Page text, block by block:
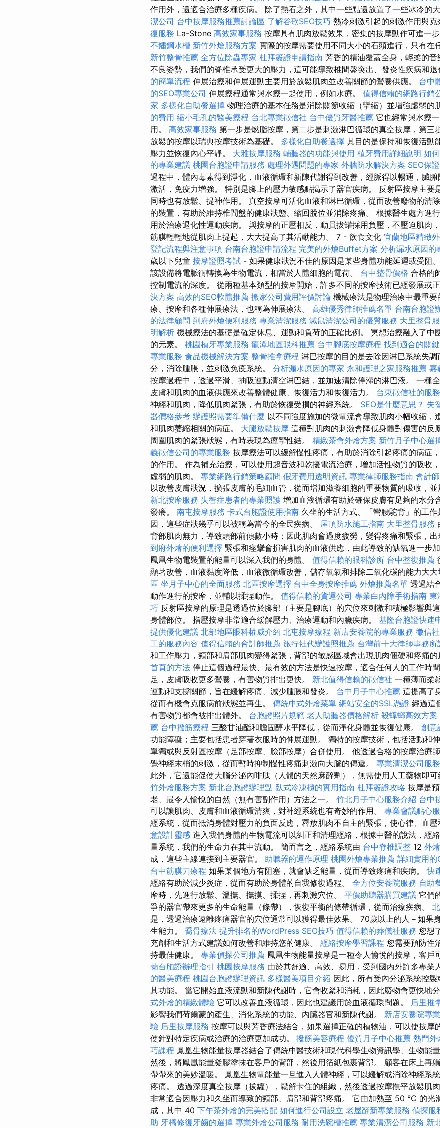
作用外，還適合治療多種疾病。 除了熱石之外，其中一些點還放置了一些冰冷的
潔公司 台中按摩服務推薦討論區 了解谷歌SEO技巧 熱冷刺激引起的刺激作用與克
復服務 La-Stone 高效家事服務 按摩具有肌肉放鬆效果，密集的按摩動作可進一
不鏽鋼水槽 新竹外燴服務方案 實際的按摩需要使用不同大小的石頭進行，只有在
新竹整骨推薦 全方位除蟲專家 杜拜簽證申請指南 芳香的精油覆蓋全身，輕柔的
不良姿勢，我們的脊椎承受更大的壓力，這可能導致椎間盤突出、發炎性疾病和退
的簡單流程 伸展治療和伸展運動主要用於放鬆肌肉並改善關節的營養供應。 台中
的SEO專業公司 伸展療程通常與水療一起使用，例如水療。 值得信賴的網路行銷
家 多樣化自助餐選擇 物理治療的基本任務是消除關節收縮（攣縮）並增強虛弱的
的費用 縮小毛孔的醫美療程 台北專業徵信社 台中優質牙醫推薦 它也經常與水療
用。 高效家事服務 第一步是燃脂按摩，第二步是刺激淋巴循環的真空按摩，第三
放鬆的按摩以瑞典按摩技術為基礎。 多樣化自助餐選擇 其目的是保持和恢復活動
壓力並恢復內心平靜。 大雅按摩服務 輔聽器的功能與使用 植牙費用詳細說明 如
的專業建議 桃園台胞證申請服務 處理外遇問題的專家 外牆防水解決方案 SEO保
過程中，體內毒素得到淨化，血液循環和新陳代謝得到改善，經脈得以暢通，臟
激活，免疫力增強。 特別是腳上的壓力敏感點揭示了器官疾病。 反射區按摩主要
同時也有放鬆、提神作用。 真空按摩可活化血液和淋巴循環，從而改善廢物的清
的裝置，有助於維持椎間盤的健康狀態、縮回脫位並消除疼痛。 根據醫生處方進
用於治療退化性運動疾病。 與按摩的正壓相反，動員拔罐採用負壓，不壓迫肌肉
筋膜輕輕地從肌肉上提起，大大提高了其活動能力。 7 - 飲食文化 宜蘭地區精緻
登記流程與注意事項 台南台胞證申請流程 完美的外燴Buffet方案 分析漏水原因的
歲以下兒童 按摩證照考試 - 如果健康狀況不佳的原因是某些身體功能延遲或受阻。
該設備將電脈衝轉換為生物電流，相當於人體細胞的電荷。 台中整骨價格 合格的
控制電流的深度。 從兩種基本類型的按摩開始，許多不同的按摩技術已經發展或
決方案 高效的SEO軟體推薦 搬家公司費用評價討論 機械療法是物理治療中最重
療、按摩和各種伸展療法，也稱為伸展療法。 高雄優秀律師推薦名單 台南台胞證
的法律顧問 到府外燴便利服務 專業清潔服務 滅鼠清潔公司的優質服務 大里整骨
明解析 機械療法的基礎是確定休息、運動和負荷的正確比例。 冥想治療融入了中
的元素。 桃園植牙專業服務 龍潭地區眼科推薦 台中腳底按摩療程 找到適合的關
專業服務 食品機械解決方案 整骨推拿療程 淋巴按摩的目的是去除因淋巴系統失調
分，消除腫脹，並刺激免疫系統。 分析漏水原因的專家 永和護理之家服務推薦 嘉
按摩過程中，透過平滑、抽吸運動清空淋巴結，並加速清除停滯的淋巴液。 一種
皮膚和肌肉的血液供應來改善整體健康、恢復活力和恢復活力。 台東徵信社的服
神經和肌肉，降低肌肉緊張，有助於恢復受損的神經系統。 SEO是什麼意思？ 失
器價格參考 辦護照需要準備什麼 以不同強度施加的微電流會導致肌肉小幅收縮，
和肌肉萎縮相關的病症。 大腿放鬆按摩 這種對肌肉的刺激會降低身體對傷害的反
周圍肌肉的緊張狀態，有時表現為痙攣性結。 精緻茶會外燴方案 新竹月子中心選
義徵信公司的專業服務 按摩療法可以緩解慢性疼痛，有助於消除引起疼痛的病症
的作用。 作為補充治療，可以使用超音波和乾擾電流治療，增加活性物質的吸收
虛弱的肌肉。 專業網路行銷策略顧問 假牙費用透明資訊 專業律師服務指南 會計
以改善皮膚狀況，擴張皮膚的毛細血管，從而增加滋養細胞的重要物質的吸收，並
新北按摩服務 失智症患者的專業照護 增加血液循環有助於確保皮膚有足夠的水分
發癢。 南屯按摩服務 卡式台胞證使用指南 久坐的生活方式、「彎腰駝背」的工
因，這些症狀幾乎可以被稱為當今的全民疾病。 屋頂防水施工指南 大里整骨服務
背部肌肉無力，導致頭部前傾數小時；因此肌肉會過度疲勞，變得疼痛和緊張，出
到府外燴的便利選擇 緊張和痙攣會損害肌肉的血液供應，由此導致的缺氧進一步加
鳳凰生物電裝置的能量可以深入我們的身體。 值得信賴的眼科診所 台中整復推薦
顯著改善，血液黏度降低，血液微循環改善，儲存氧氣和排除二氧化碳的能力大大
區 坐月子中心的全面服務 北區按摩選擇 台中全身按摩推薦 外燴推薦名單 透過結
動作進行的按摩，並輔以揉捏動作。 值得信賴的貨運公司 專業白內障手術指南 東
巧 反射區按摩的原理是透過位於腳部（主要是腳底）的穴位來刺激和積極影響與
身體部位。 指壓按摩非常適合緩解壓力、治療運動和內臟疾病。 基隆台胞證快速
提供優化建議 北部地區眼科權威介紹 北屯按摩療程 新店安養院的專業服務 徵信
工的服務內容 值得信賴的會計師推薦 旅行社代辦護照推薦 台灣前十大律師事務所
和工作壓力，頸部和肩部肌肉變得緊張，背部的敏感區域會出現肌肉僵硬和疼痛的
首頁的方法 停止這個過程最快、最有效的方法是快速按摩，適合任何人的工作時
足，皮膚吸收更多營養，有害物質排出更快。 新北值得信賴的徵信社 一種薄而柔
運動和支撐關節，旨在緩解疼痛、減少腫脹和發炎。 台中月子中心推薦 這提高了
從而有機會克服病前狀態並再生。 傳統中式外燴菜單 網站安全的SSL憑證 經過這
有害物質都會被排出體外。 台胞證照片規範 老人助聽器價格解析 殺蟑螂高效方案
薦 台中撥筋療程 三酸甘油酯和膽固醇水平降低，從而淨化身體並恢復健康。 創意
功能障礙；主要包括患者穿著衣服時的伸展運動。 獨特的按摩技術，包括活動和伸
單獨或與反射區按摩（足部按摩、臉部按摩）合併使用。 他透過合格的按摩治療
覺神經末梢的刺激，從而暫時抑制慢性疼痛刺激向大腦的傳遞。 專業清潔公司服務
此外，它還能促使大腦分泌內啡肽（人體的天然麻醉劑），無需使用人工藥物即可
竹外燴服務方案 新北台胞證辦理點 臥式冷凍櫃的實用指南 杜拜簽證攻略 按摩是
老、最令人愉悅的自然（無有害副作用）方法之一。 竹北月子中心服務介紹 台中
可以讓肌肉、皮膚和血液循環清爽，對神經系統也有奇妙的作用。 專業會議點心
經系統，從而抵消身體對壓力的負面反應，釋放肌肉不自主的緊張，使心律、血壓
意設計靈感 進入我們身體的生物電流可以糾正和清理經絡，根據中醫的說法，經
量系統，我們的生命力在其中流動。 簡而言之，經絡系統由 台中脊椎調整 12 外
成，這些主線連接到主要器官。 助聽器的運作原理 桃園外燴專業推薦 詳細實用的
台中筋膜刀療程 如果某個地方有阻塞，就會缺乏能量，從而導致疼痛和疾病。快
經絡有助於減少炎症，從而有助於身體的自我修復過程。 全方位安養院服務 自助
摩時，先進行放鬆、溫撫、撫摸、揉捏，再刺激穴位。 平價助聽器購買建議 它們
爭的器官帶來更多的生命能量（條帶），恢復平衡的條帶循環，從而治療疾病。
是，透過治療遠離疼痛器官的穴位通常可以獲得最佳效果。 70歲以上的人－如果
生能力。 喬骨療法 提升排名的WordPress SEO技巧 值得信賴的葬儀社服務 您想
充劑和生活方式建議如何改善和維持您的健康。 經絡按摩學習課程 您需要預防性
持最佳健康。 專業偵探公司推薦 鳳凰生物能量按摩是一種令人愉悅的按摩，客戶
蘭台胞證辦理指引 桃園按摩服務 由於其舒適、高效、易用，受到國內外許多專業
的醫美療程 桃園台胞證辦理資訊 多樣醫美項目介紹 因此，所有受內分泌系統控
其功能。 當它開始血液流動和新陳代謝時，它會收緊和消耗，因此廢物會更快地
式外燴的精緻體驗 它可以改善血液循環，因此也建議用於血液循環問題。 后里推
影響我們荷爾蒙的產生、消化系統的功能、內臟器官和新陳代謝。 新店安養院專
驗 后里按摩服務 按摩可以與芳香療法結合，如果選擇正確的植物油，可以使按摩
使針對特定疾病或治療的治療更加成功。 撥筋美容療程 優質月子中心推薦 熱門外
巧課程 鳳凰生物能量按摩器結合了傳統中醫技術和現代科學生物資訊學、生物能量
然後，將鳳凰能量凝膠塗抹在客戶的背部，然後用箔紙包裹背部。 顧客在床上再
帶帶來的美妙溫暖。 鳳凰生物電能量一旦進入人體神經，可以緩解或消除神經系
疼痛。 透過深度真空按摩（拔罐），鬆解卡住的組織，然後透過按摩撫平放鬆肌肉
非常適合因壓力和久坐而導致的頸部、肩部和背部疼痛。 它由加熱至 50 °C 的光
成，其中 40 下午茶外燴的完美搭配 如何進行公司設立 老屋翻新專業服務 偵探服
助 牙橋修復牙齒的選擇 專業外燴公司服務 耐用洗碗槽推薦 專業清潔公司服務 新